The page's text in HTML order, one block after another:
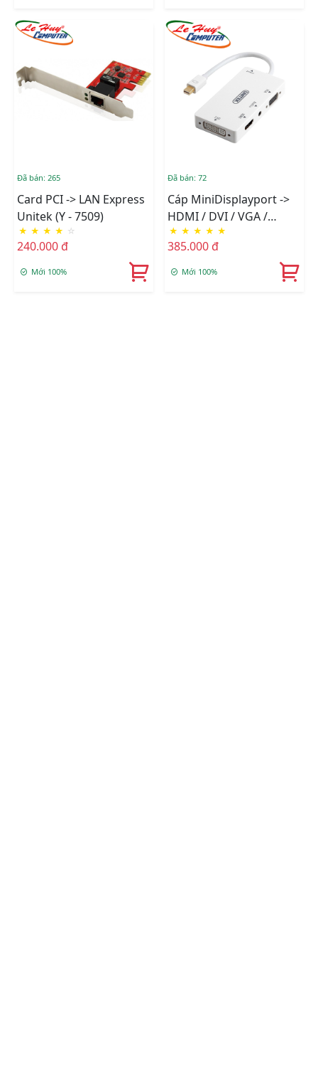
Đã bán: 265
Card PCI -> LAN Express
Unitek (Y - 7509)
★ ★ ★ ★ ☆
240.000 đ
Mới 100%
Đã bán: 72
Cáp MiniDisplayport ->
HDMI / DVI / VGA /
Audio Unitek (Y - 6354)
★ ★ ★ ★ ★
385.000 đ
Mới 100%